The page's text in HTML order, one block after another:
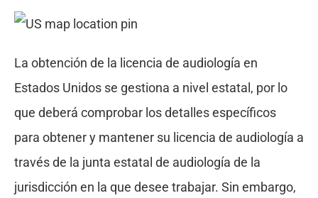
La obtención de la licencia de audiología en
Estados Unidos se gestiona a nivel estatal, por lo
que deberá comprobar los detalles específicos
para obtener y mantener su licencia de audiología a
través de la junta estatal de audiología de la
jurisdicción en la que desee trabajar. Sin embargo,